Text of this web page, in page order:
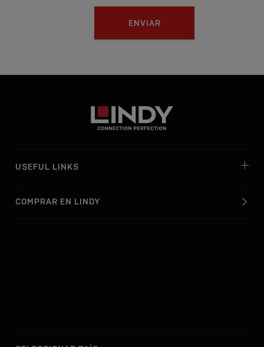
ENVIAR
USEFUL LINKS
COMPRAR EN LINDY